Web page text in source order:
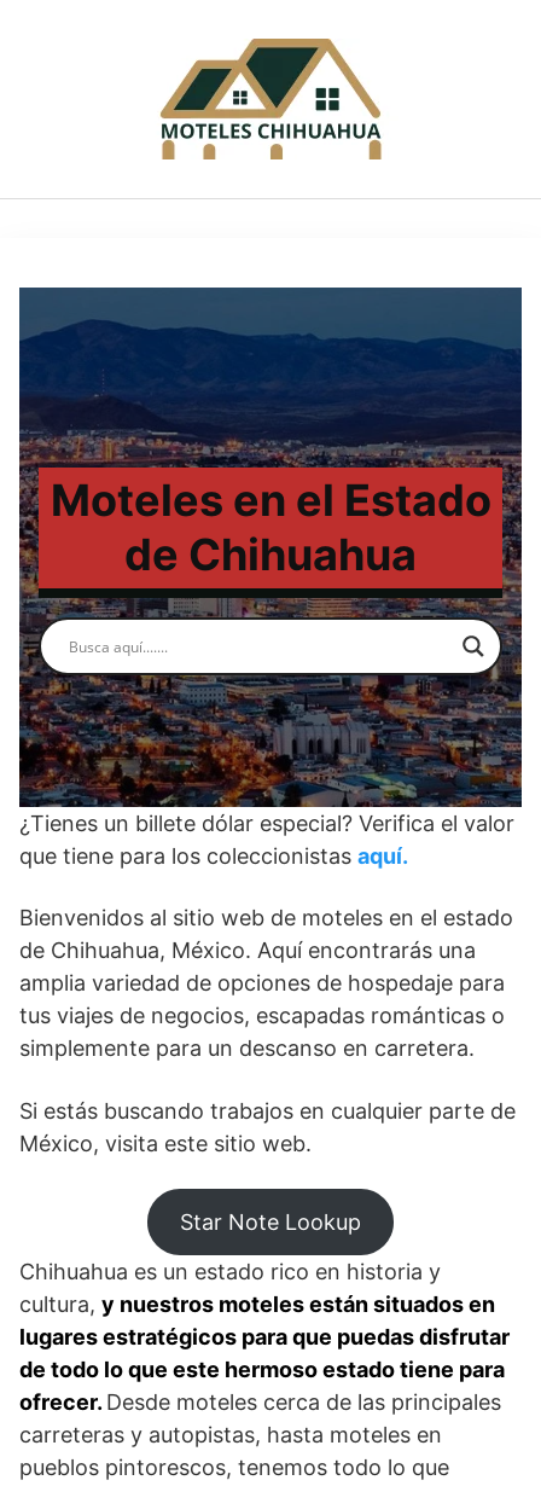
Moteles en el Estado
de Chihuahua
¿Tienes un billete dólar especial? Verifica el valor
que tiene para los coleccionistas aquí.
Bienvenidos al sitio web de moteles en el estado
de Chihuahua, México. Aquí encontrarás una
amplia variedad de opciones de hospedaje para
tus viajes de negocios, escapadas románticas o
simplemente para un descanso en carretera.
Si estás buscando trabajos en cualquier parte de
México, visita este sitio web.
Star Note Lookup
Chihuahua es un estado rico en historia y
cultura, y nuestros moteles están situados en
lugares estratégicos para que puedas disfrutar
de todo lo que este hermoso estado tiene para
ofrecer. Desde moteles cerca de las principales
carreteras y autopistas, hasta moteles en
pueblos pintorescos, tenemos todo lo que